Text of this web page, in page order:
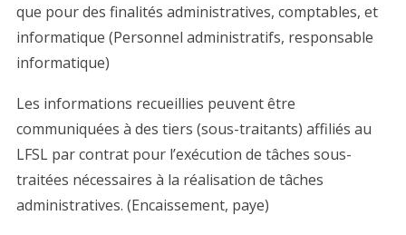
que pour des finalités administratives, comptables, et
informatique (Personnel administratifs, responsable
informatique)
Les informations recueillies peuvent être
communiquées à des tiers (sous-traitants) affiliés au
LFSL par contrat pour l’exécution de tâches sous-
traitées nécessaires à la réalisation de tâches
administratives. (Encaissement, paye)